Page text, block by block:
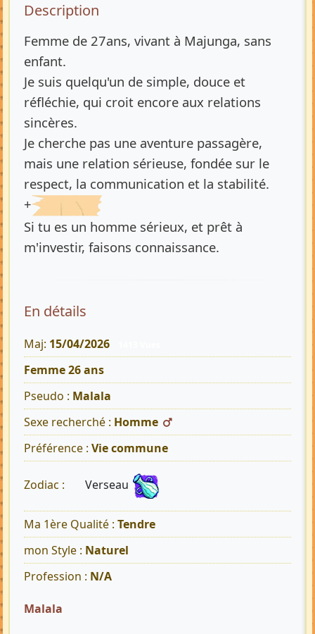
Description de l’annonce
Description
Femme de 27ans, vivant à Majunga, sans
enfant.
Je suis quelqu'un de simple, douce et
réfléchie, qui croit encore aux relations
sincères.
Je cherche pas une aventure passagère,
mais une relation sérieuse, fondée sur le
respect, la communication et la stabilité.
+
Si tu es un homme sérieux, et prêt à
m'investir, faisons connaissance.
En détails
Maj: 15/04/2026
Femme 26 ans
Pseudo : Malala
Sexe recherché : Homme
Préférence : Vie commune
Zodiac : Verseau
Ma 1ère Qualité : Tendre
mon Style : Naturel
Profession : N/A
Malala